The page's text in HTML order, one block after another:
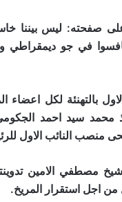
صفحته: ليس بيننا
تنافسوا في جو
بالتهنئة لكل
محمد سيد احمد
منصب النائب الاول
مصطفي الامين
من اجل استقرار المريخ.